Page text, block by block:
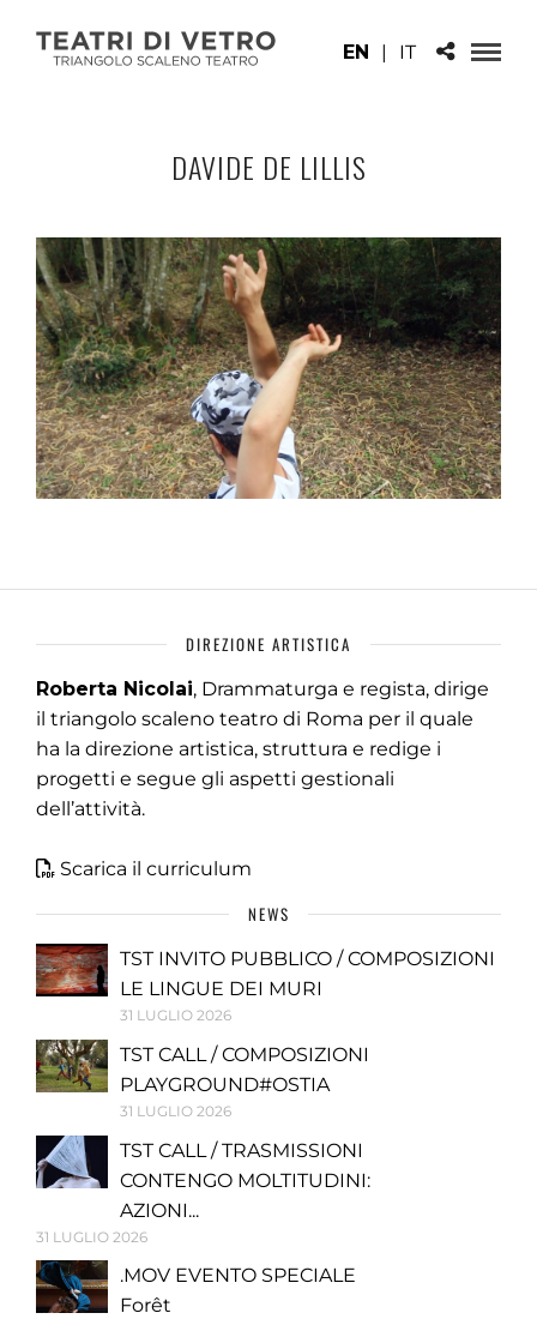
EN | IT
DAVIDE DE LILLIS
DIREZIONE ARTISTICA
Roberta Nicolai, Drammaturga e regista, dirige
il triangolo scaleno teatro di Roma per il quale
ha la direzione artistica, struttura e redige i
progetti e segue gli aspetti gestionali
dell’attività.
Scarica il curriculum
NEWS
TST INVITO PUBBLICO / COMPOSIZIONI
LE LINGUE DEI MURI
31 LUGLIO 2026
TST CALL / COMPOSIZIONI
PLAYGROUND#OSTIA
31 LUGLIO 2026
TST CALL / TRASMISSIONI
CONTENGO MOLTITUDINI:
AZIONI...
31 LUGLIO 2026
.MOV EVENTO SPECIALE
Forêt